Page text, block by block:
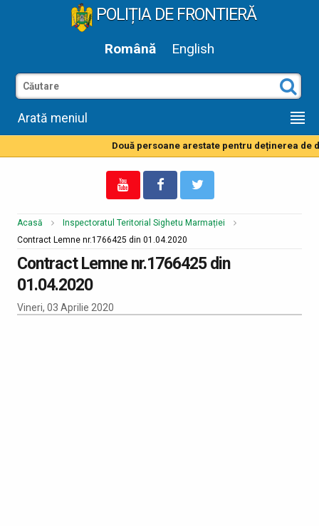
POLIȚIA DE FRONTIERĂ
Română English
Arată meniul
Două persoane arestate pentru deținerea
Acasă
Inspectoratul Teritorial Sighetu Marmației
Contract Lemne nr.1766425 din 01.04.2020
Contract Lemne nr.1766425 din
01.04.2020
Vineri, 03 Aprilie 2020